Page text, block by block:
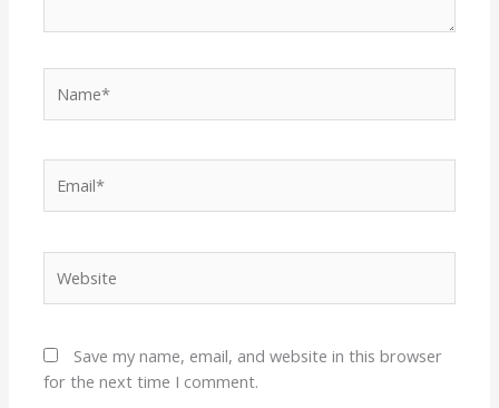
Save my name, email, and website in this browser
for the next time I comment.